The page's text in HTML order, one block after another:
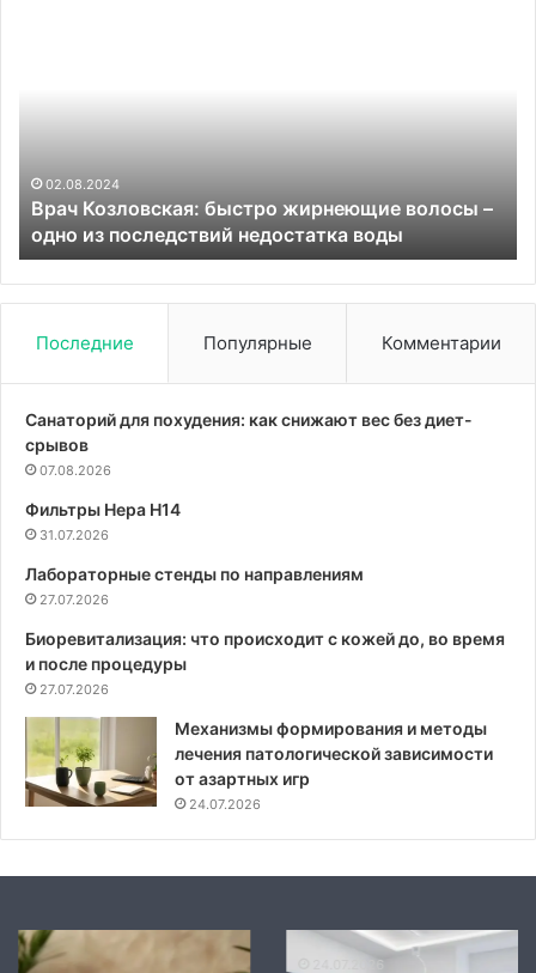
из
последствий
недостатка
воды
02.08.2024
Врач Козловская: быстро жирнеющие волосы –
одно из последствий недостатка воды
Последние Популярные Комментарии
Санаторий для похудения: как снижают вес без диет-
срывов
07.08.2026
Фильтры Hepa Н14
31.07.2026
Лабораторные стенды по направлениям
27.07.2026
Биоревитализация: что происходит с кожей до, во время
и после процедуры
27.07.2026
Механизмы формирования и методы
лечения патологической зависимости
от азартных игр
24.07.2026
Механизмы
влияния
Современные
24.07.2026